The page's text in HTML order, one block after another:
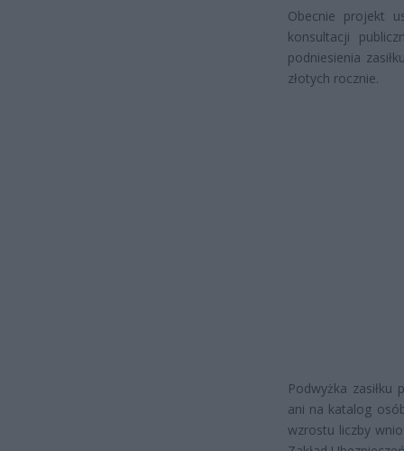
Obecnie projekt
konsultacji
podniesienia
złotych rocznie.
Podwyżka zasiłku
ani na katalog
wzrostu liczby